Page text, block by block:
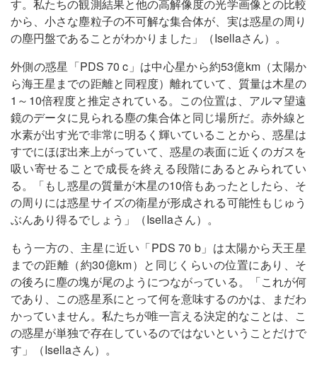
す。私たちの観測結果と他の高解像度の光学画像との比較
から、小さな塵粒子の不可解な集合体が、実は惑星の周り
の塵円盤であることがわかりました」（Isellaさん）。
外側の惑星「PDS 70 c」は中心星から約53億km（太陽か
ら海王星までの距離と同程度）離れていて、質量は木星の
1～10倍程度と推定されている。この位置は、アルマ望遠
鏡のデータに見られる塵の集合体と同じ場所だ。赤外線と
水素が出す光で非常に明るく輝いていることから、惑星は
すでにほぼ出来上がっていて、惑星の表面に近くのガスを
吸い寄せることで成長を終える段階にあるとみられてい
る。「もし惑星の質量が木星の10倍もあったとしたら、そ
の周りには惑星サイズの衛星が形成される可能性もじゅう
ぶんあり得るでしょう」（Isellaさん）。
もう一方の、主星に近い「PDS 70 b」は太陽から天王星
までの距離（約30億km）と同じくらいの位置にあり、そ
の後ろに塵の塊が尾のようにつながっている。「これが何
であり、この惑星系にとって何を意味するのかは、まだわ
かっていません。私たちが唯一言える決定的なことは、こ
の惑星が単独で存在しているのではないということだけで
す」（Isellaさん）。